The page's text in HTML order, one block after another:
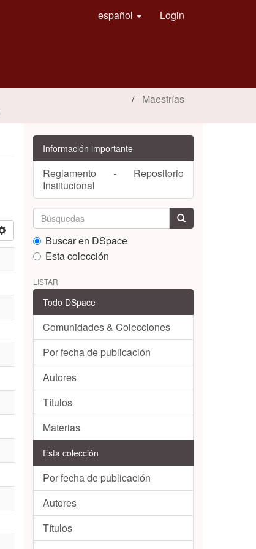
español Login
Maestrías
Información importante
Reglamento - Repositorio
Institucional
Buscar en DSpace
Esta colección
LISTAR
Todo DSpace
Comunidades & Colecciones
Por fecha de publicación
Autores
Títulos
Materias
Esta colección
Por fecha de publicación
Autores
Títulos